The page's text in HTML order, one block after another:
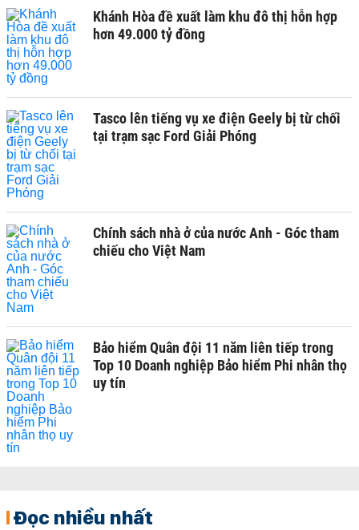
Khánh Hòa đề xuất làm khu đô thị hỗn hợp
hơn 49.000 tỷ đồng
Tasco lên tiếng vụ xe điện Geely bị từ chối
tại trạm sạc Ford Giải Phóng
Chính sách nhà ở của nước Anh - Góc tham
chiếu cho Việt Nam
Bảo hiểm Quân đội 11 năm liên tiếp trong
Top 10 Doanh nghiệp Bảo hiểm Phi nhân thọ
uy tín
Đọc nhiều nhất